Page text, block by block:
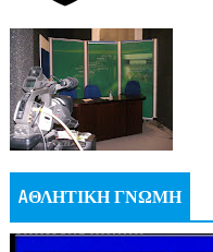
AΘΛΗΤΙΚΗ ΓΝΩΜΗ